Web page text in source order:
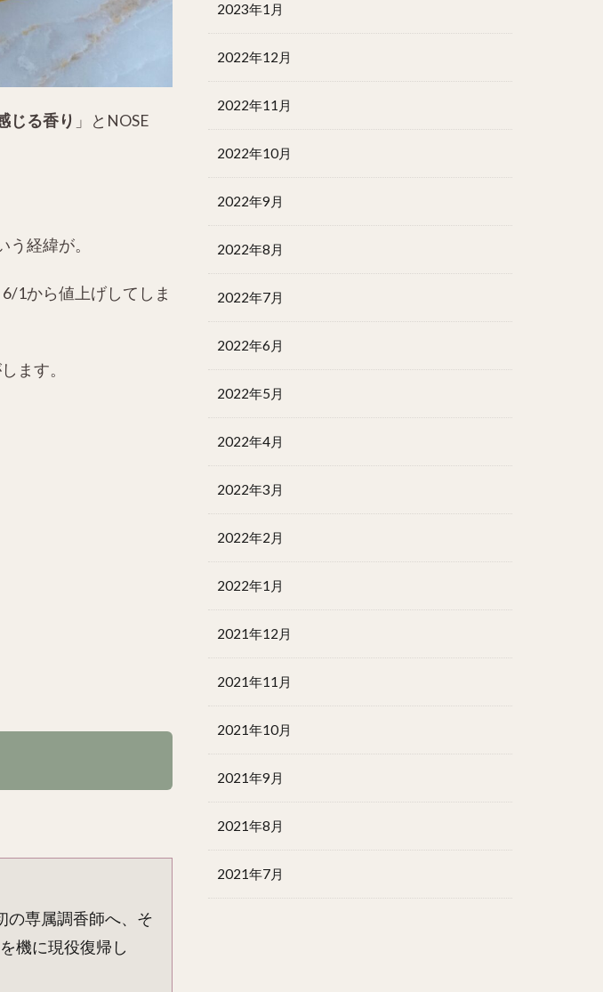
じる香り 」とNOSE
経緯が。
1から値上げしてしま
ます。
の専属調香師へ、そ
機に現役復帰し
2023年1月
2022年12月
2022年11月
2022年10月
2022年9月
2022年8月
2022年7月
2022年6月
2022年5月
2022年4月
2022年3月
2022年2月
2022年1月
2021年12月
2021年11月
2021年10月
2021年9月
2021年8月
2021年7月